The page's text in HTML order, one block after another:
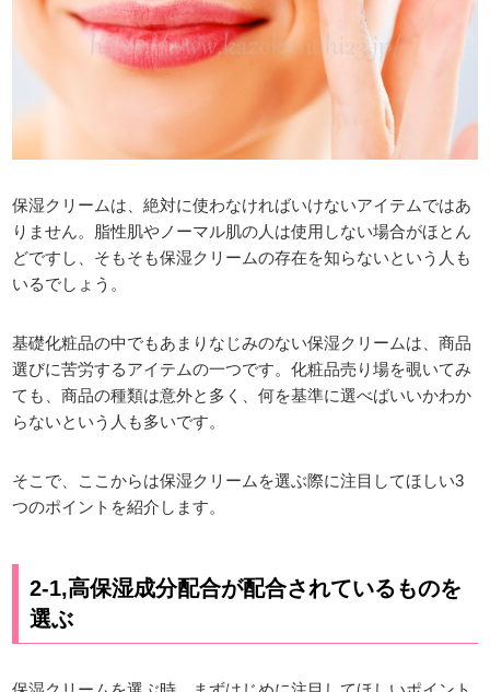
保湿クリームは、絶対に使わなければいけないアイテムではあ
りません。脂性肌やノーマル肌の人は使用しない場合がほとん
どですし、そもそも保湿クリームの存在を知らないという人も
いるでしょう。
基礎化粧品の中でもあまりなじみのない保湿クリームは、商品
選びに苦労するアイテムの一つです。化粧品売り場を覗いてみ
ても、商品の種類は意外と多く、何を基準に選べばいいかわか
らないという人も多いです。
そこで、ここからは保湿クリームを選ぶ際に注目してほしい3
つのポイントを紹介します。
2-1,高保湿成分配合が配合されているものを
選ぶ